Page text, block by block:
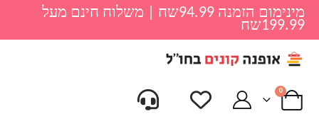
מינימום הזמנה 94.99שח | משלוח חינם מעל
199.99שח
0